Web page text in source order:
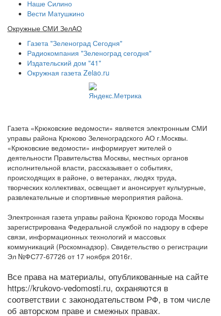
Наше Силино
Вести Матушкино
Окружные СМИ ЗелАО
Газета "Зеленоград Сегодня"
Радиокомпания "Зеленоград сегодня"
Издательский дом "41"
Окружная газета Zelao.ru
Газета «Крюковские ведомости» является электронным СМИ
управы района Крюково Зеленоградского АО г.Москвы.
«Крюковские ведомости» информирует жителей о
деятельности Правительства Москвы, местных органов
исполнительной власти, рассказывает о событиях,
происходящих в районе, о ветеранах, людях труда,
творческих коллективах, освещает и анонсирует культурные,
развлекательные и спортивные мероприятия района.
Электронная газета управы района Крюково города Москвы
зарегистрирована Федеральной службой по надзору в сфере
связи, информационных технологий и массовых
коммуникаций (Роскомнадзор). Свидетельство о регистрации
Эл №ФС77-67726 от 17 ноября 2016г.
Все права на материалы, опубликованные на сайте
https://krukovo-vedomosti.ru, охраняются в
соответствии с законодательством РФ, в том числе
об авторском праве и смежных правах.